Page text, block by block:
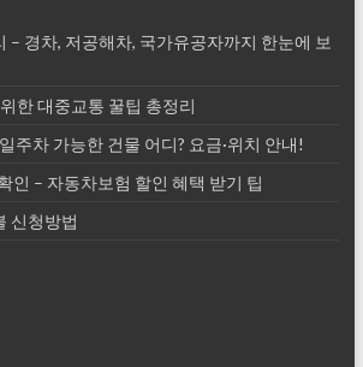
– 경차, 저공해차, 국가유공자까지 한눈에 보
한 대중교통 꿀팁 총정리
주차 가능한 건물 어디? 요금·위치 안내!
인 – 자동차보험 할인 혜택 받기 팁
신청방법